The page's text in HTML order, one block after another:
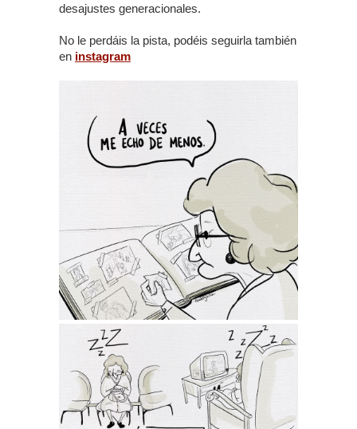
desajustes generacionales.
No le perdáis la pista, podéis seguirla también
en instagram